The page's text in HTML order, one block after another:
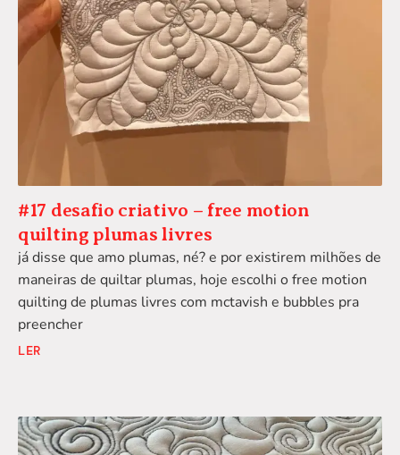
#17 desafio criativo – free motion
quilting plumas livres
já disse que amo plumas, né? e por existirem milhões de
maneiras de quiltar plumas, hoje escolhi o free motion
quilting de plumas livres com mctavish e bubbles pra
preencher
LER